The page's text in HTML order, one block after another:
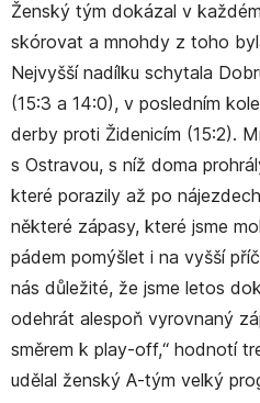
Ženský tým dokázal v
skórovat a mnohdy z toho
Nejvyšší nadílku schytala
(15:3 a 14:0), v posledním
derby proti Židenicím (15:2).
s Ostravou, s níž doma
které porazily až po
některé zápasy, které jsme
pádem pomýšlet i na vyšší
nás důležité, že jsme letos
odehrát alespoň vyrovnaný
směrem k play-off,“ hodnotí
udělal ženský A-tým velký